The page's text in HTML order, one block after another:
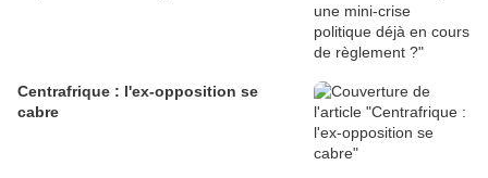
Centrafrique : l'ex-opposition se
cabre